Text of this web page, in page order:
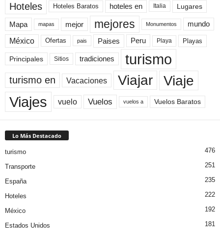
Hoteles Hoteles Baratos hoteles en Italia Lugares
Mapa mapas mejor mejores Monumentos mundo
México Ofertas pais Paises Peru Playa Playas
Principales Sitios tradiciones turismo
turismo en Vacaciones Viajar Viaje
Viajes vuelo Vuelos vuelos a Vuelos Baratos
Lo Más Destacado
turismo 476
Transporte 251
España 235
Hoteles 222
México 192
Estados Unidos
181